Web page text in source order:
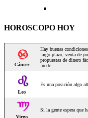
HOROSCOPO HOY